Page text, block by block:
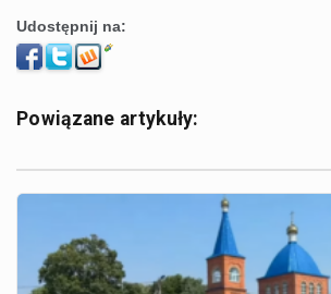
Udostępnij na:
Powiązane artykuły: